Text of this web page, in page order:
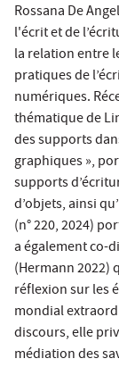
Rossana De
l'écrit et de
la relation entre
pratiques de
numériques.
thématique de
des supports
graphiques »,
supports
d’objets, ainsi
(n° 220, 2024)
a également co-
(Hermann 2022)
réflexion sur les
mondial
discours, elle
médiation des